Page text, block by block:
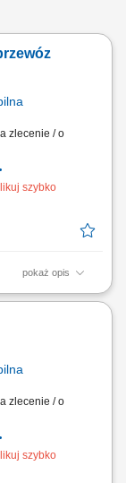
zlecenie / o
szybko
pokaż opis
Krakowie z
przed
sygnał
zlecenie / o
szybko